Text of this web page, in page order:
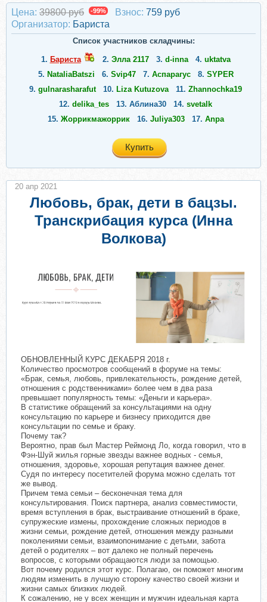
Цена: 39800 руб -99% Взнос: 759 руб
Организатор: Бариста
Список участников складчины:
1. Бариста 2. Элла 2117 3. d-inna 4. uktatva
5. NataliaBatszi 6. Svip47 7. Аспарагус 8. SYPER
9. gulnarasharafut 10. Liza Kutuzova 11. Zhannochka19
12. delika_tes 13. Аблина30 14. svetalk
15. Жоррикмажоррик 16. Juliya303 17. Anpa
Купить
Любовь, брак, дети в бацзы.
Транскрибация курса (Инна
Волкова)
ОБНОВЛЕННЫЙ КУРС ДЕКАБРЯ 2018 г.
Количество просмотров сообщений в форуме на темы:
«Брак, семья, любовь, привлекательность, рождение детей,
отношения с родственниками» более чем в два раза
превышает популярность темы: «Деньги и карьера».
В статистике обращений за консультациями на одну
консультацию по карьере и бизнесу приходится две
консультации по семье и браку.
Почему так?
Вероятно, прав был Мастер Реймонд Ло, когда говорил, что в
Фэн-Шуй жилья горные звезды важнее водных - семья,
отношения, здоровье, хорошая репутация важнее денег.
Судя по интересу посетителей форума можно сделать тот
же вывод.
Причем тема семьи – бесконечная тема для
консультирования. Поиск партнера, анализ совместимости,
время вступления в брак, выстраивание отношений в браке,
супружеские измены, прохождение сложных периодов в
жизни семьи, рождение детей, отношения между разными
поколениями семьи, взаимопонимание с детьми, забота
детей о родителях – вот далеко не полный перечень
вопросов, с которыми обращаются люди за помощью.
Вот почему родился этот курс. Полагаю, он поможет многим
людям изменить в лучшую сторону качество своей жизни и
жизни самых близких людей.
К сожалению, не у всех женщин и мужчин идеальная карта
20 апр 2021